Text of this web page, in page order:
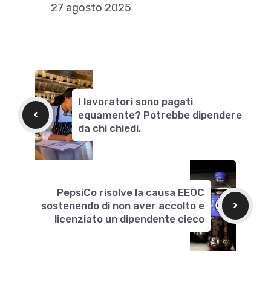
27 agosto 2025
I lavoratori sono pagati
equamente? Potrebbe dipendere
da chi chiedi.
PepsiCo risolve la causa EEOC
sostenendo di non aver accolto e
licenziato un dipendente cieco